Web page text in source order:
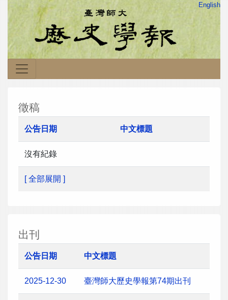
English
徵稿
公告日期 中文標題
沒有紀錄
[ 全部展開 ]
出刊
公告日期 中文標題
2025-12-30 臺灣師大歷史學報第74期出刊